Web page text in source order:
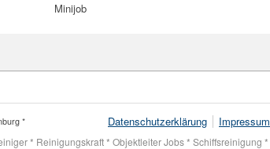
Minijob
Datenschutzerklärung Impressum
*
* Reinigungskraft * Objektleiter Jobs * Schiffsreinigung *